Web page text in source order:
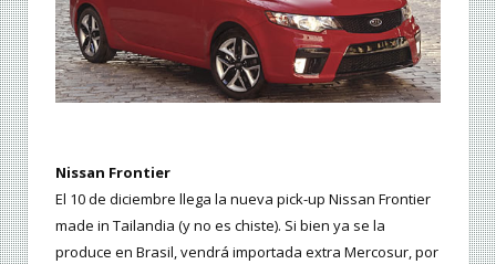
Nissan Frontier
El 10 de diciembre llega la nueva pick-up Nissan Frontier
made in Tailandia (y no es chiste). Si bien ya se la
produce en Brasil, vendrá importada extra Mercosur, por